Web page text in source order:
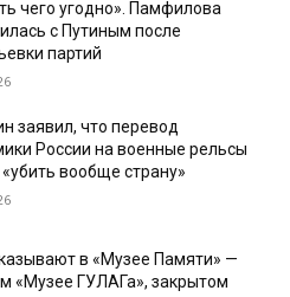
чего угодно». Памфилова
с Путиным после
партий
заявил, что перевод
России на военные рельсы
вообще страну»
в «Музее Памяти» —
«Музее ГУЛАГа», закрытом